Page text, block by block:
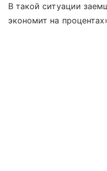
В такой ситуации
экономит на